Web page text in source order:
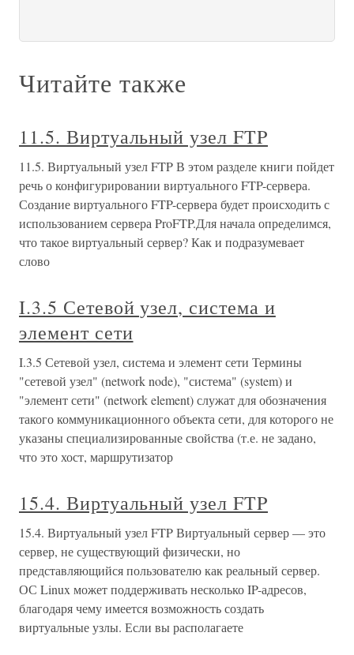
Читайте также
11.5. Виртуальный узел FTP
11.5. Виртуальный узел FTP В этом разделе книги пойдет
речь о конфигурировании виртуального FTP-сервера.
Создание виртуального FTP-сервера будет происходить с
использованием сервера ProFTP.Для начала определимся,
что такое виртуальный сервер? Как и подразумевает
слово
I.3.5 Сетевой узел, система и
элемент сети
I.3.5 Сетевой узел, система и элемент сети Термины
"сетевой узел" (network node), "система" (system) и
"элемент сети" (network element) служат для обозначения
такого коммуникационного объекта сети, для которого не
указаны специализированные свойства (т.е. не задано,
что это хост, маршрутизатор
15.4. Виртуальный узел FTP
15.4. Виртуальный узел FTP Виртуальный сервер — это
сервер, не существующий физически, но
представляющийся пользователю как реальный сервер.
ОС Linux может поддерживать несколько IP-адресов,
благодаря чему имеется возможность создать
виртуальные узлы. Если вы располагаете